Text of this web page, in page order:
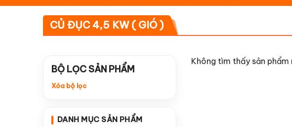
CỦ ĐỤC 4,5 KW ( GIÓ )
BỘ LỌC SẢN PHẨM
Xóa bộ lọc
DANH MỤC SẢN PHẨM
Không tìm thấy sản phẩm